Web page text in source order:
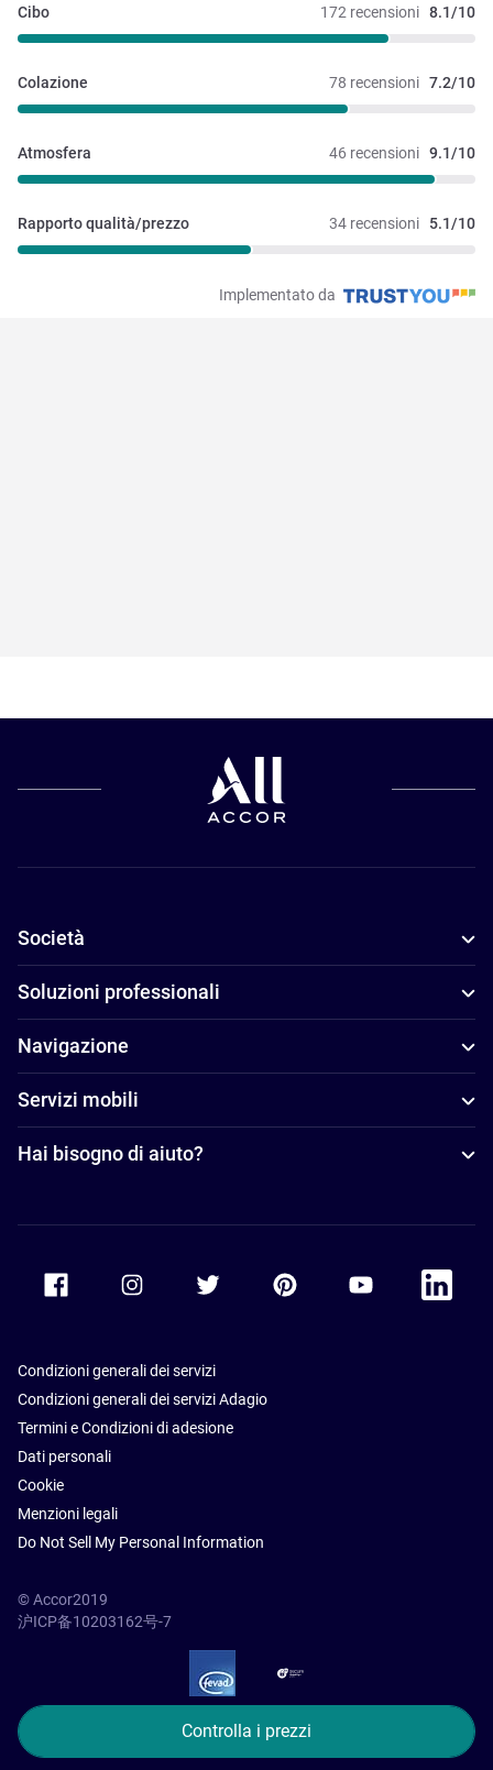
Controlla i prezzi
172 recensioni 8.1/10
Cibo
78 recensioni 7.2/10
Colazione
46 recensioni 9.1/10
Atmosfera
34 recensioni 5.1/10
Rapporto qualità/prezzo
Implementato da
Società
Soluzioni professionali
Navigazione
Servizi mobili
Hai bisogno di aiuto?
Accor Youtube
Accor
Condizioni generali dei servizi
Condizioni generali dei servizi Adagio
Termini e Condizioni di adesione
Dati personali
Cookie
Menzioni legali
Do Not Sell My Personal Information
© Accor2019
沪ICP备10203162号-7